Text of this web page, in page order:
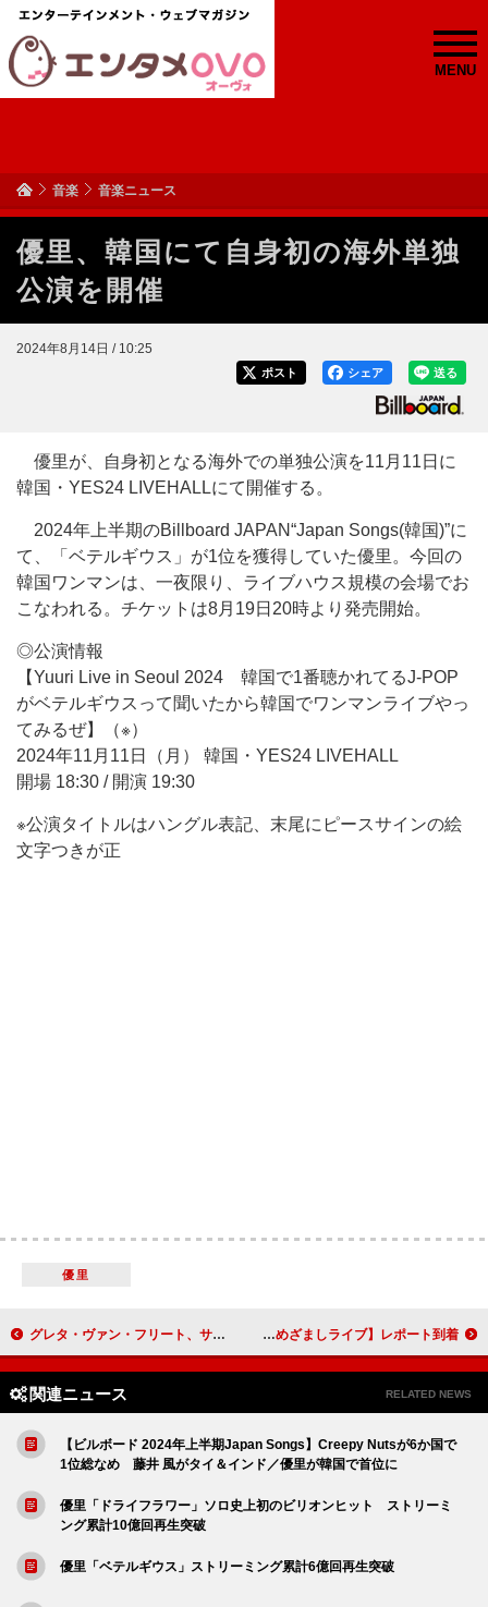
MENU
音楽 音楽ニュース
優里、韓国にて自身初の海外単独
公演を開催
2024年8月14日 / 10:25
送る
シェア
ポスト
優里が、自身初となる海外での単独公演を11月11日に
韓国・YES24 LIVEHALLにて開催する。
2024年上半期のBillboard JAPAN“Japan Songs(韓国)”に
て、「ベテルギウス」が1位を獲得していた優里。今回の
韓国ワンマンは、一夜限り、ライブハウス規模の会場でお
こなわれる。チケットは8月19日20時より発売開始。
◎公演情報
【Yuuri Live in Seoul 2024 韓国で1番聴かれてるJ-POP
がベテルギウスって聞いたから韓国でワンマンライブやっ
てみるぜ】（※）
2024年11月11日（月） 韓国・YES24 LIVEHALL
開場 18:30 / 開演 19:30
※公演タイトルはハングル表記、末尾にピースサインの絵
文字つきが正
優里
グレタ・ヴァン・フリート、サマソニ来日を記念してYouTubeにてLIVE/MVスペシャル配信 M!LK、パフォーマンス＆“スイカ早食い競争”などM!LKらしさが詰まった【めざましライブ】レポート到着
関連ニュース RELATED NEWS
【ビルボード 2024年上半期Japan Songs】Creepy Nutsが6か国で
1位総なめ 藤井 風がタイ＆インド／優里が韓国で首位に
優里「ドライフラワー」ソロ史上初のビリオンヒット ストリーミ
ング累計10億回再生突破
優里「ベテルギウス」ストリーミング累計6億回再生突破